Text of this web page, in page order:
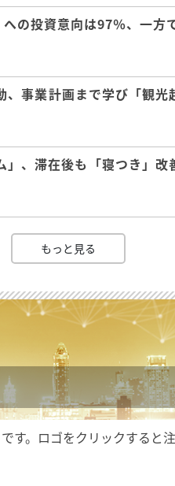
への投資意向は97％、一
、事業計画まで学び「観
、滞在後も「寝つき」
もっと見る
す。ロゴをクリックすると